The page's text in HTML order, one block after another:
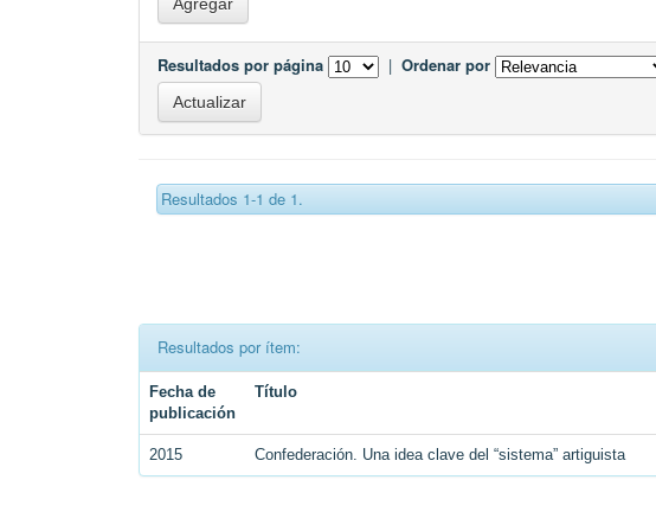
Resultados por página | Ordenar por
Resultados 1-1 de 1.
Resultados por ítem:
Fecha de
publicación
Título
2015 Confederación. Una idea clave del “sistema” artiguista